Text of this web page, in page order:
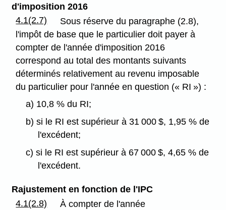
d'imposition 2016
4.1(2.7)
Sous réserve du paragraphe (2.8),
l'impôt de base que le particulier doit payer à
compter de l'année d'imposition 2016
correspond au total des montants suivants
déterminés relativement au revenu imposable
du particulier pour l'année en question (« RI ») :
a) 10,8 % du RI;
b) si le RI est supérieur à 31 000 $, 1,95 % de
l'excédent;
c) si le RI est supérieur à 67 000 $, 4,65 % de
l'excédent.
Rajustement en fonction de l'IPC
4.1(2.8)
À compter de l'année